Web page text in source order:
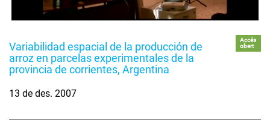
Variabilidad espacial de la producción de
arroz en parcelas experimentales de la
provincia de corrientes, Argentina
Accés
obert
13 de des. 2007